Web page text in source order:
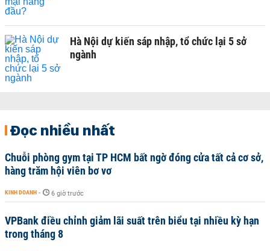
Hà Nội dự kiến sáp nhập, tổ chức lại 5 sở
ngành
Đọc nhiều nhất
Chuỗi phòng gym tại TP HCM bất ngờ đóng cửa tất cả cơ sở,
hàng trăm hội viên bơ vơ
KINH DOANH - 6 giờ trước
VPBank điều chỉnh giảm lãi suất trên biểu tại nhiều kỳ hạn
trong tháng 8